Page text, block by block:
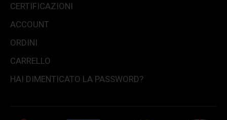
CERTIFICAZIONI
ACCOUNT
ORDINI
CARRELLO
HAI DIMENTICATO LA PASSWORD?